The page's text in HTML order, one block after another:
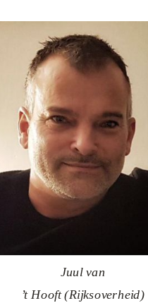
Juul van
’t Hooft (Rijksoverheid)